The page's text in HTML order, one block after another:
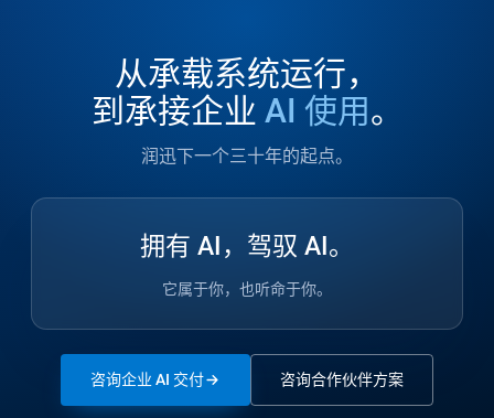
从承载系统运行，
到承接企业 AI 使用。
润迅下一个三十年的起点。
拥有 AI，驾驭 AI。
它属于你，也听命于你。
咨询企业 AI 交付 咨询合作伙伴方案